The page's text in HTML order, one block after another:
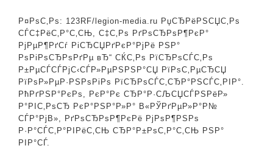
РєР°Рє
Р¤РѕС‚Рѕ: 123RF/legion-media.ru РџСЂРёРЅСЏС‚Рѕ
СЃС‡РёС‚Р°С‚СЊ, С‡С‚Рѕ РґРѕСЂРѕР¶РєР°
РјРµР¶РґСѓ РіСЂСЏРґРєР°РјРё РЅР°
РѕРіРѕСЂРѕРґРµ вЂ“ СЌС‚Рѕ РїСЂРѕСЃС‚Рѕ
Р±РµСЃСЃРјС‹СЃР»РµРЅРЅР°СЏ РїРѕС‚РµСЂСЏ
РїРѕР»РµР·РЅРѕРіРѕ РїСЂРѕСЃС‚СЂР°РЅСЃС‚РІР°.
РћРґРЅР°РєРѕ, РєР°Рє СЂР°Р·СЉСЏСЃРЅРёР»
Р°РІС‚РѕСЂ РєР°РЅР°Р»Р° В«РЎРґРµР»Р°Р№
СЃР°РјВ», РґРѕСЂРѕР¶РєРё РјРѕР¶РЅРѕ
Р·Р°СЃС‚Р°РІРёС‚СЊ СЂР°Р±РѕС‚Р°С‚СЊ РЅР°
РІР°СЃ.